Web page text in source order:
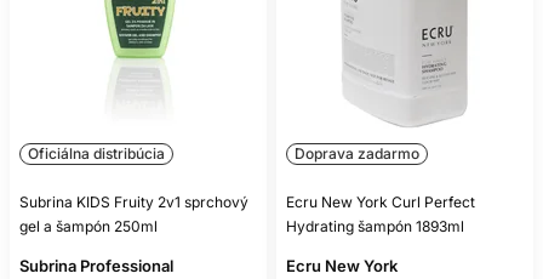
Oficiálna distribúcia
Subrina KIDS Fruity 2v1 sprchový
gel a šampón 250ml
Subrina Professional
Doprava zadarmo
Ecru New York Curl Perfect
Hydrating šampón 1893ml
Ecru New York